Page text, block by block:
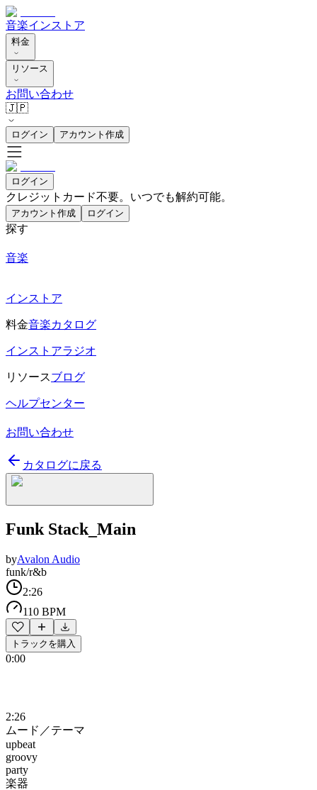
音楽インストア
料金
リソース
お問い合わせ
🇯🇵
ログイン アカウント作成
ログイン
クレジットカード不要。いつでも解約可能。
アカウント作成 ログイン
探す
音楽
インストア
料金音楽カタログ
インストアラジオ
リソースブログ
ヘルプセンター
お問い合わせ
カタログに戻る
Funk Stack_Main
byAvalon Audio
funk/r&b
2:26
110 BPM
トラックを購入
0:00
2:26
ムード／テーマ
upbeat
groovy
party
楽器